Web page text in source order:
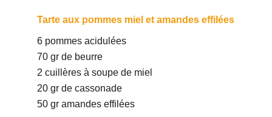
Tarte aux pommes miel et amandes effilées
6 pommes acidulées
70 gr de beurre
2 cuillères à soupe de miel
20 gr de cassonade
50 gr amandes effilées